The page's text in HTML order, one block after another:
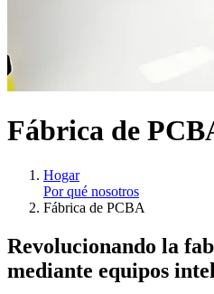
Fábrica de
Hogar
Por qué nosotros
Fábrica de PCBA
Revolucionando la
mediante equipos